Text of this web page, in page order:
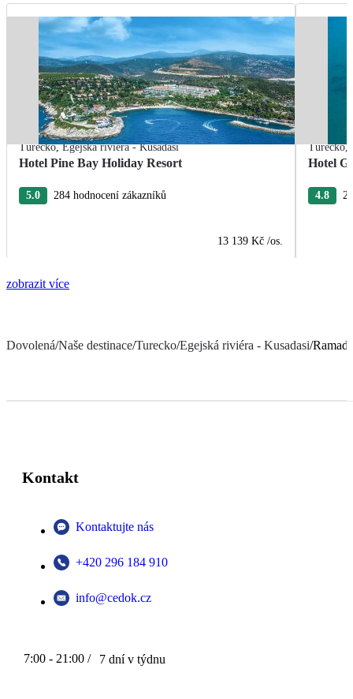
Turecko,Egejská riviéra - Kusadasi
Hotel Pine Bay Holiday Resort
5.0 284 hodnocení zákazníků
13 139 Kč /os.
Turecko,
Hotel
4.8
zobrazit více
Dovolená/Naše destinace/Turecko/Egejská riviéra - Kusadasi/
Kontakt
Kontaktujte nás
+420 296 184 910
info@cedok.cz
7:00 - 21:00 / 7 dní v týdnu